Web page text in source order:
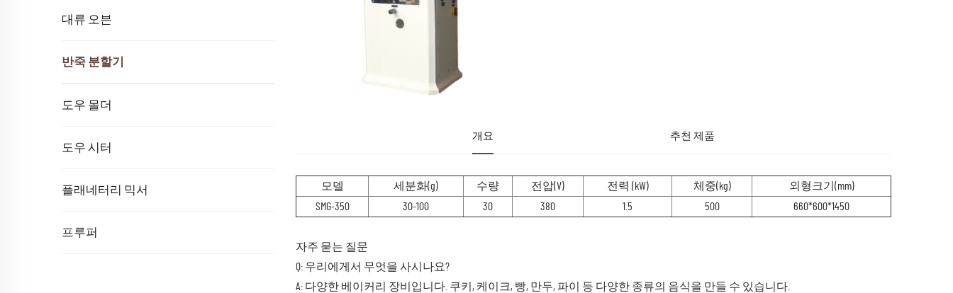
대류 오븐
반죽 분할기
도우 몰더
도우 시터
플래네터리 믹서
프루퍼
개요 추천 제품
모델 세분화(g) 수량 전압(V) 전력 (kW) 체중(kg)
외형크기(mm)
SMG-350
30-100 30 380 1.5 500 660*600*1450
자주 묻는 질문
Q: 우리에게서 무엇을 사시나요?
A: 다양한 베이커리 장비입니다. 쿠키, 케이크, 빵, 만두, 파이 등 다양한 종류의 음식을 만들 수 있습니다.